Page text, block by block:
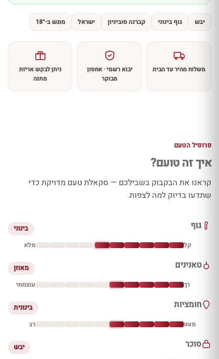
יבש גוף בינוני קברנה סוביניון ישראל מוגש ב-18°
משלוח מהיר עד הבית
יבוא רשמי · אחסון
מבוקר
ניתן לבקש אריזת
מתנה
פרופיל הטעם
איך זה טועם?
קראנו את הבקבוק בשבילכם — סקאלת טעם מדויקת כדי
שתדעו בדיוק למה לצפות.
גוף בינוני
קל מלא
טאנינים מאוזן
רך עוצמתי
חומציות בינונית
מעט רב
סוכר יבש